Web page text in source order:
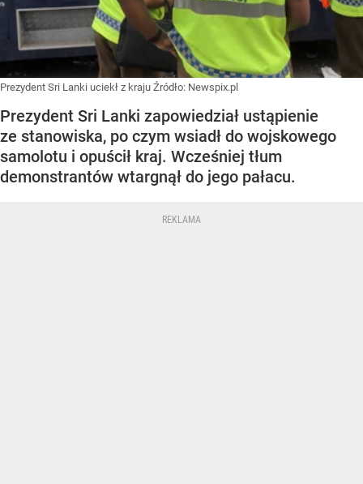
Prezydent Sri Lanki uciekł z kraju Źródło: Newspix.pl
Prezydent Sri Lanki zapowiedział ustąpienie
ze stanowiska, po czym wsiadł do wojskowego
samolotu i opuścił kraj. Wcześniej tłum
demonstrantów wtargnął do jego pałacu.